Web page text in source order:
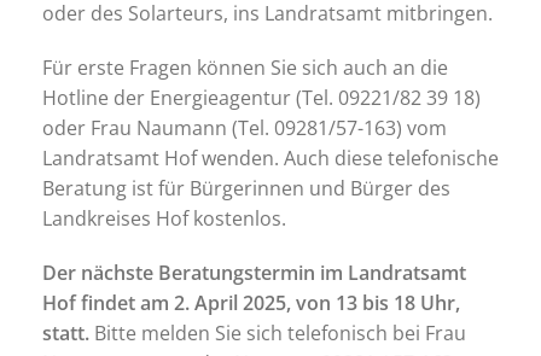
oder des Solarteurs, ins Landratsamt mitbringen.
Für erste Fragen können Sie sich auch an die
Hotline der Energieagentur (Tel. 09221/82 39 18)
oder Frau Naumann (Tel. 09281/57-163) vom
Landratsamt Hof wenden. Auch diese telefonische
Beratung ist für Bürgerinnen und Bürger des
Landkreises Hof kostenlos.
Der nächste Beratungstermin im Landratsamt
Hof findet am 2. April 2025, von 13 bis 18 Uhr,
statt. Bitte melden Sie sich telefonisch bei Frau